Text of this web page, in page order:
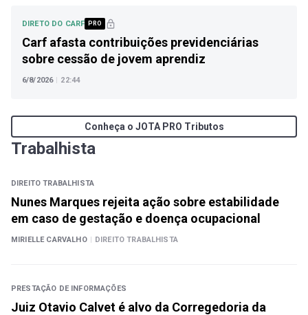
DIRETO DO CARF PRO
Carf afasta contribuições previdenciárias
sobre cessão de jovem aprendiz
6/8/2026 | 22:44
Conheça o JOTA PRO Tributos
Trabalhista
DIREITO TRABALHISTA
Nunes Marques rejeita ação sobre estabilidade
em caso de gestação e doença ocupacional
MIRIELLE CARVALHO | DIREITO TRABALHISTA
PRESTAÇÃO DE INFORMAÇÕES
Juiz Otavio Calvet é alvo da Corregedoria da